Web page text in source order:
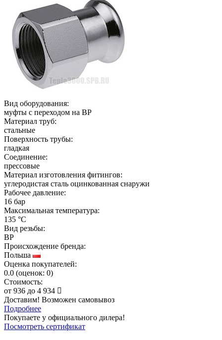
Вид оборудования:
муфты с переходом на ВР
Материал труб:
стальные
Поверхность трубы:
гладкая
Соединение:
прессовые
Материал изготовления фитингов:
углеродистая сталь оцинкованная снаружи
Рабочее давление:
16 бар
Максимальная температура:
135 °C
Вид резьбы:
ВР
Происхождение бренда:
Польша
Оценка покупателей:
0.0 (оценок: 0)
Стоимость:
от 936 до 4 934
Доставим! Возможен самовывоз
Подробнее
Покупаете у официального дилера!
Посмотреть сертификат